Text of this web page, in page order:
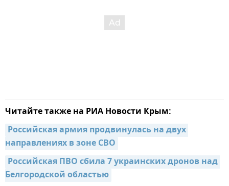
Читайте также на РИА Новости Крым:
Российская армия продвинулась на двух
направлениях в зоне СВО
Российская ПВО сбила 7 украинских дронов над
Белгородской областью